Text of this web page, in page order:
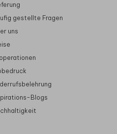
gestellte Fragen
uns
Blogs